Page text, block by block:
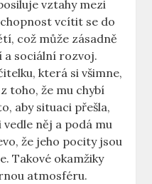
vztahy​ mezi
vcítit‍ se ⁣do⁢
což může zásadně⁤
a sociální rozvoj.⁤
která si všimne,
toho, ‍že mu chybí
aby situaci přešla,
něj a podá mu
že jeho pocity ⁤jsou
Takové okamžiky
atmosféru.